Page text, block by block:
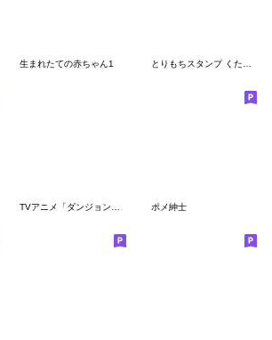
生まれたての赤ちゃん1
ポメ紳士